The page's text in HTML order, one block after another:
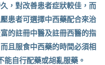
，對改善患者症狀較佳，而
患者可選擇中西藥配合來治
的註冊中醫及註冊西醫的指
且服食中西藥的時間必須相
能自行配藥或胡亂服藥。